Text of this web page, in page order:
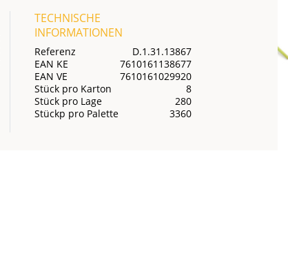
TECHNISCHE
INFORMATIONEN
Referenz
D.1.31.13867
EAN KE
7610161138677
EAN VE
7610161029920
Stück pro Karton
8
Stück pro Lage
280
Stückp pro Palette
3360